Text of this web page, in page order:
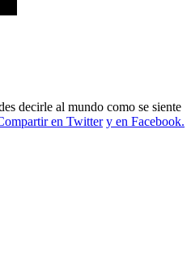
decirle al mundo como se siente
en Twitter y en Facebook.